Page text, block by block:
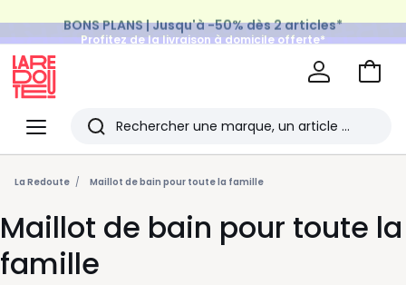
Profitez de la livraison à domicile offerte*
sur tous vos achats Mode & Maison
Menu
Redoute
Rechercher
Les
derniers
articles
consultés
Aller
La Redoute Maillot de bain pour toute la famille
Maillot de bain pour toute la
famille